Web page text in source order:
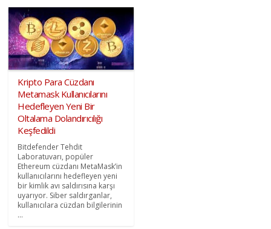
Kripto Para Cüzdanı
Metamask Kullanıcılarını
Hedefleyen Yeni Bir
Oltalama Dolandırıcılığı
Keşfedildi
Bitdefender Tehdit
Laboratuvarı, popüler
Ethereum cüzdanı MetaMask’in
kullanıcılarını hedefleyen yeni
bir kimlik avı saldırısına karşı
uyarıyor. Siber saldırganlar,
kullanıcılara cüzdan bilgilerinin
...